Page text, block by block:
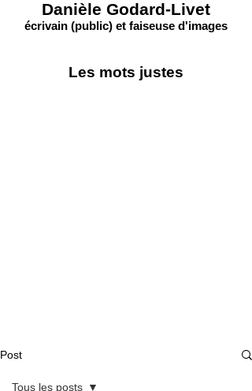
Danièle Godard-Livet
écrivain (public) et faiseuse d'images
Les mots justes
Post
Tous les posts